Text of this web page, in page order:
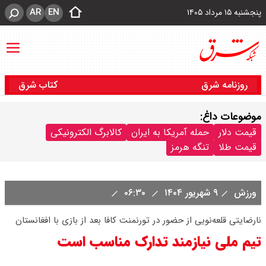
پنجشنبه ۱۵ مرداد ۱۴۰۵ EN
AR
روزنامه شرق کتاب شرق
موضوعات داغ:
قیمت دلار حمله آمریکا به ایران
کالابرگ الکترونیکی
قیمت طلا
تنگه هرمز
ورزش ۹ شهریور ۱۴۰۴
نارضایتی قلعه‌نویی از حضور در تورنمنت کافا بعد از بازی با افغانستان
تیم‌ ملی نیازمند تدارک مناسب است